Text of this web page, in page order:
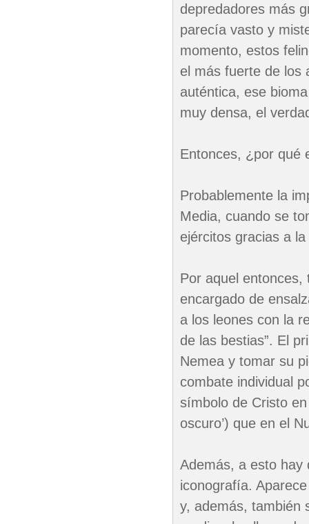
depredadores más
parecía vasto y
momento, estos
el más fuerte de los
auténtica, ese
muy densa, el
Entonces, ¿por qué
Probablemente la
Media, cuando se
ejércitos gracias a
Por aquel
encargado de
a los leones con la
de las bestias”. El
Nemea y tomar su
combate individual
símbolo de Cristo
oscuro’) que en el
Además, a esto hay
iconografía.
y, además, también